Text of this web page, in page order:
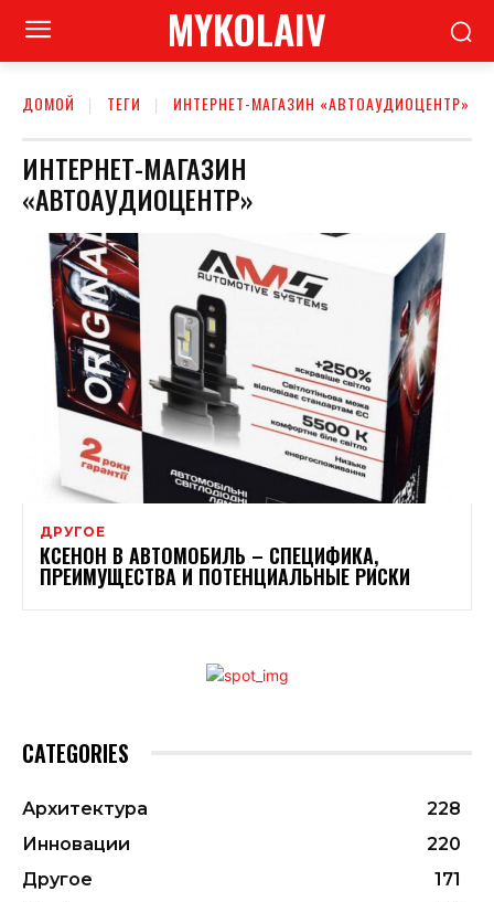
MYKOLAIV
ДОМОЙ ТЕГИ ИНТЕРНЕТ-МАГАЗИН «АВТОАУДИОЦЕНТР»
ИНТЕРНЕТ-МАГАЗИН
«АВТОАУДИОЦЕНТР»
ДРУГОЕ
КСЕНОН В АВТОМОБИЛЬ – СПЕЦИФИКА,
ПРЕИМУЩЕСТВА И ПОТЕНЦИАЛЬНЫЕ РИСКИ
CATEGORIES
Архитектура
228
Инновации
220
Другое
171